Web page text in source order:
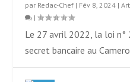
par Redac-Chef | Fév 8, 2024 |
|
Le 27 avril 2022, la loi
secret bancaire au